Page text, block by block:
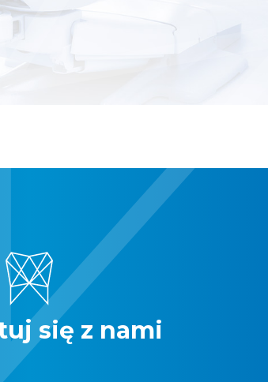
się z nami